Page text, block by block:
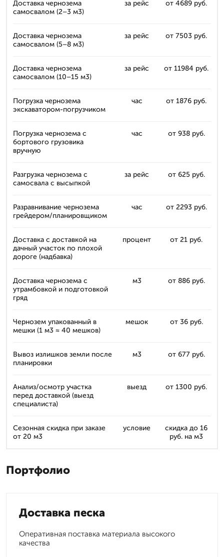
Доставка чернозема
самосвалом (2–3 м3)
за рейс от 4689 руб.
Доставка чернозема
самосвалом (5–8 м3)
за рейс от 7503 руб.
Доставка чернозема
самосвалом (10–15 м3)
за рейс от 11984 руб.
Погрузка чернозема
экскаватором-погрузчиком
час от 1876 руб.
Погрузка чернозема с
бортового грузовика
вручную
час от 938 руб.
Разгрузка чернозема с
самосвала с высыпкой
за рейс от 625 руб.
Разравнивание чернозема
грейдером/планировщиком
час от 2293 руб.
Доставка с доставкой на
дачный участок по плохой
дороге (надбавка)
процент от 21 руб.
Доставка чернозема с
утрамбовкой и подготовкой
гряд
м3 от 886 руб.
Чернозем упакованный в
мешки (1 м3 ≈ 40 мешков)
мешок от 36 руб.
Вывоз излишков земли после
планировки
м3 от 677 руб.
Анализ/осмотр участка
перед доставкой (выезд
специалиста)
выезд от 1300 руб.
Сезонная скидка при заказе
от 20 м3
условие
скидка до 16
руб. на м3
Портфолио
Доставка песка
Оперативная поставка материала высокого
качества